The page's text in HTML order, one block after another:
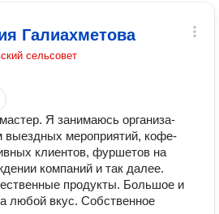
Галиахметова
сельсовет
Я занимаюсь организа-
выездных мероприятий, кофе-
клиентов, фуршетов на
компаний и так далее.
продукты. Большое и
любой вкус. Собственное